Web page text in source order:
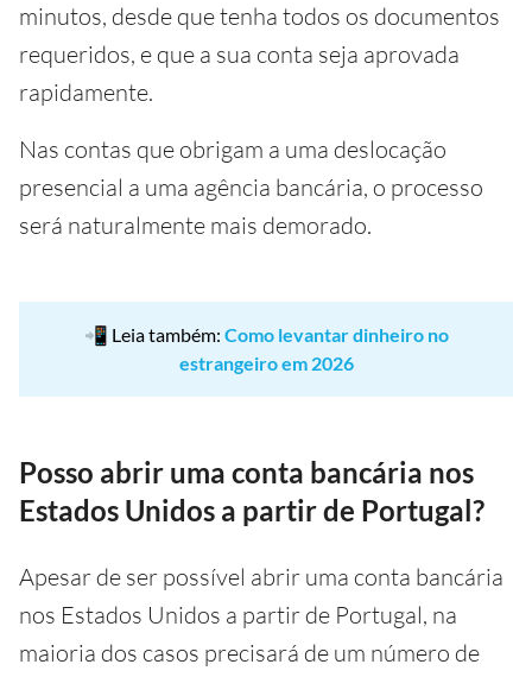
minutos, desde que tenha todos os documentos
requeridos, e que a sua conta seja aprovada
rapidamente.
Nas contas que obrigam a uma deslocação
presencial a uma agência bancária, o processo
será naturalmente mais demorado.
📲 Leia também: Como levantar dinheiro no
estrangeiro em 2026
Posso abrir uma conta bancária nos
Estados Unidos a partir de Portugal?
Apesar de ser possível abrir uma conta bancária
nos Estados Unidos a partir de Portugal, na
maioria dos casos precisará de um número de